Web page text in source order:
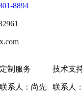
8894
定制服务
联系人：尚先
技术支
联系人